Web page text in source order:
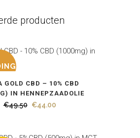
producten
GOLD CBD – 10% CBD
IN HENNEPZAADOLIE
€49.50 Oorspronkelijke
€44.00Huidige